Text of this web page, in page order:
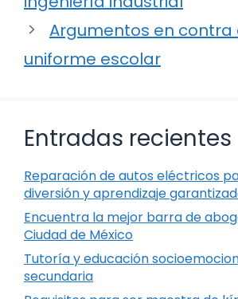
Argumentos en contra
uniforme escolar
Entradas recientes
Reparación de autos eléctricos
diversión y aprendizaje
Encuentra la mejor barra de
Ciudad de México
Tutoría y educación
secundaria